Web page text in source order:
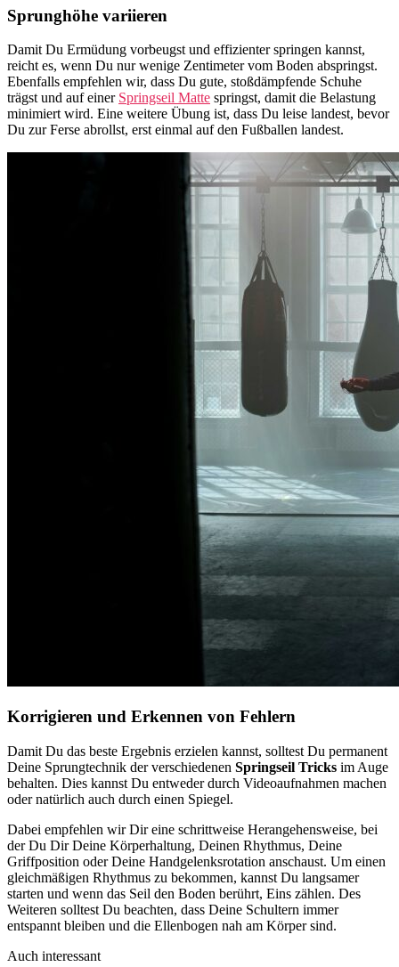
Sprunghöhe variieren
Damit Du Ermüdung vorbeugst und effizienter springen kannst,
reicht es, wenn Du nur wenige Zentimeter vom Boden abspringst.
Ebenfalls empfehlen wir, dass Du gute, stoßdämpfende Schuhe
trägst und auf einer Springseil Matte springst, damit die Belastung
minimiert wird. Eine weitere Übung ist, dass Du leise landest, bevor
Du zur Ferse abrollst, erst einmal auf den Fußballen landest.
Korrigieren und Erkennen von Fehlern
Damit Du das beste Ergebnis erzielen kannst, solltest Du permanent
Deine Sprungtechnik der verschiedenen Springseil Tricks im Auge
behalten. Dies kannst Du entweder durch Videoaufnahmen machen
oder natürlich auch durch einen Spiegel.
Dabei empfehlen wir Dir eine schrittweise Herangehensweise, bei
der Du Dir Deine Körperhaltung, Deinen Rhythmus, Deine
Griffposition oder Deine Handgelenksrotation anschaust. Um einen
gleichmäßigen Rhythmus zu bekommen, kannst Du langsamer
starten und wenn das Seil den Boden berührt, Eins zählen. Des
Weiteren solltest Du beachten, dass Deine Schultern immer
entspannt bleiben und die Ellenbogen nah am Körper sind.
Auch interessant